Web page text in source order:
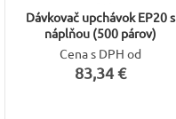
Dávkovač upchávok EP20 s
náplňou (500 párov)
Cena s DPH od
83,34 €